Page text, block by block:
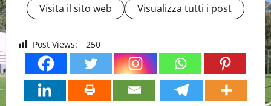
Visita il sito web Visualizza tutti i post
Post Views: 250